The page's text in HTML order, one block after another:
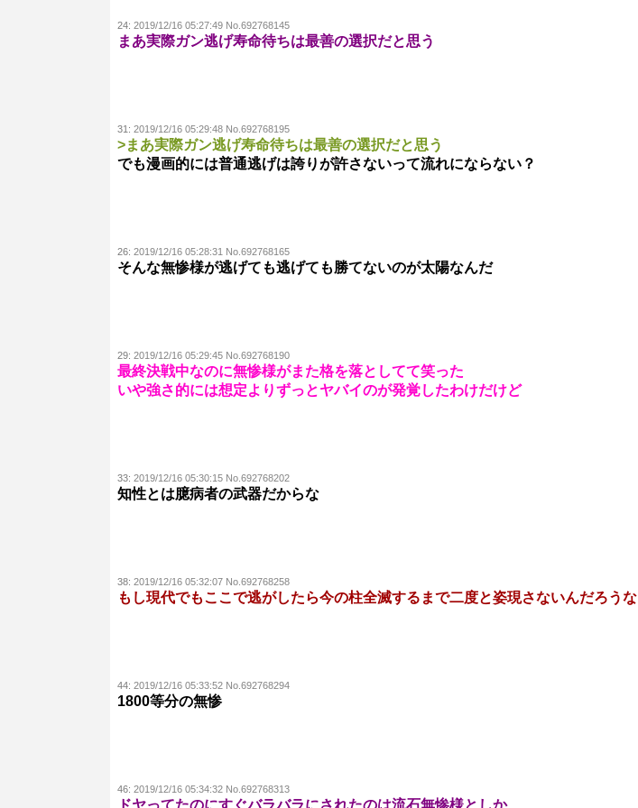
24: 2019/12/16 05:27:49 No.692768145
まあ実際ガン逃げ寿命待ちは最善の選択だと思う
31: 2019/12/16 05:29:48 No.692768195
>まあ実際ガン逃げ寿命待ちは最善の選択だと思う
でも漫画的には普通逃げは誇りが許さないって流れにならない？
26: 2019/12/16 05:28:31 No.692768165
そんな無惨様が逃げても逃げても勝てないのが太陽なんだ
29: 2019/12/16 05:29:45 No.692768190
最終決戦中なのに無惨様がまた格を落としてて笑った
いや強さ的には想定よりずっとヤバイのが発覚したわけだけど
33: 2019/12/16 05:30:15 No.692768202
知性とは臆病者の武器だからな
38: 2019/12/16 05:32:07 No.692768258
もし現代でもここで逃がしたら今の柱全滅するまで二度と姿現さないんだろうな
44: 2019/12/16 05:33:52 No.692768294
1800等分の無惨
46: 2019/12/16 05:34:32 No.692768313
ドヤってたのにすぐバラバラにされたのは流石無惨様としか